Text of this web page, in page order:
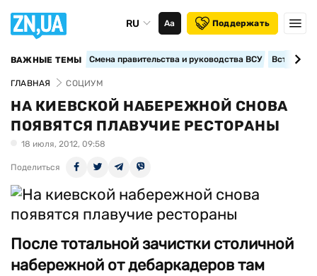
RU Аа Поддержать
ВАЖНЫЕ ТЕМЫ Смена правительства и руководства ВСУ
ГЛАВНАЯ СОЦИУМ
НА КИЕВСКОЙ НАБЕРЕЖНОЙ СНОВА
ПОЯВЯТСЯ ПЛАВУЧИЕ РЕСТОРАНЫ
18 июля, 2012, 09:58
Поделиться
После тотальной зачистки столичной
набережной от дебаркадеров там